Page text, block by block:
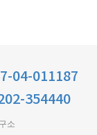
04-011187
354440
소